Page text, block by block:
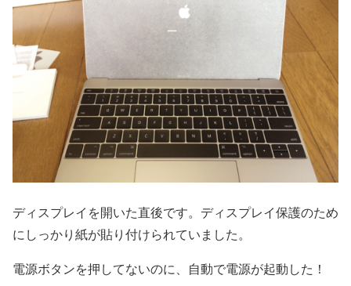
ディスプレイを開いた直後です。ディスプレイ保護のため
にしっかり紙が貼り付けられていました。
電源ボタンを押してないのに、自動で電源が起動した！